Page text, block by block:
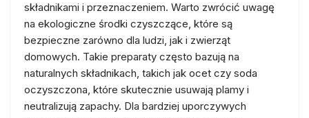
składnikami i przeznaczeniem. Warto zwrócić uwagę
na ekologiczne środki czyszczące, które są
bezpieczne zarówno dla ludzi, jak i zwierząt
domowych. Takie preparaty często bazują na
naturalnych składnikach, takich jak ocet czy soda
oczyszczona, które skutecznie usuwają plamy i
neutralizują zapachy. Dla bardziej uporczywych